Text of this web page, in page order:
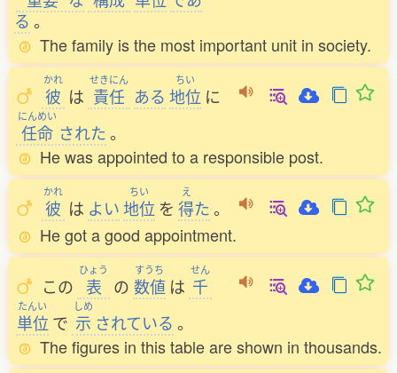
る 。
The family is the most important unit in society.
かれ
彼 は
せきにん
責任 ある
ちい
地位 に
にんめい
任命 された。
He was appointed to a responsible post.
かれ
彼 は よい
ちい
地位 を
え
得た。
He got a good appointment.
この
ひょう
表 の
すうち
数値 は
せん
千
たんい
単位 で
しめ
示 されている 。
The figures in this table are shown in thousands.